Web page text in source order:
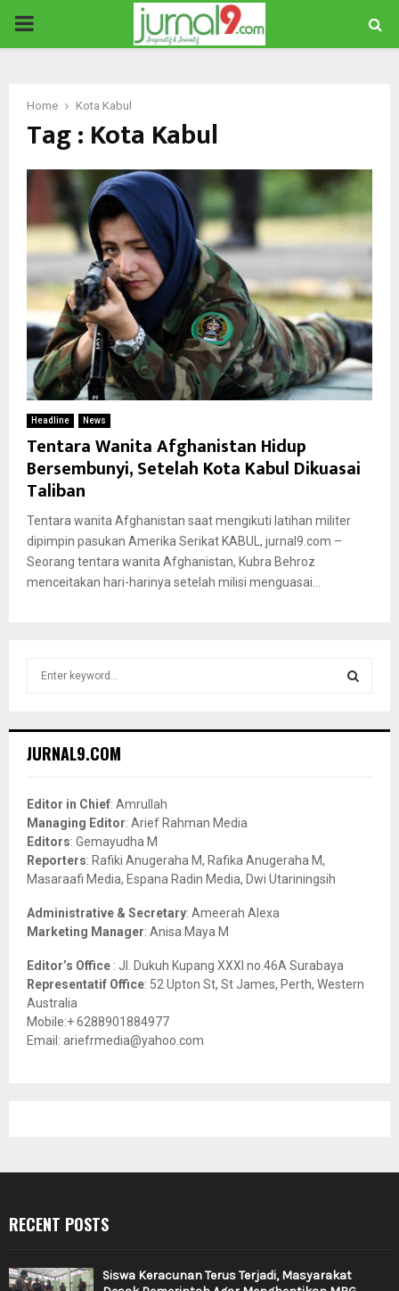
PRIMARY
Home Kota Kabul
Tag : Kota Kabul
Headline News
Tentara Wanita Afghanistan Hidup
Bersembunyi, Setelah Kota Kabul Dikuasai
Taliban
Tentara wanita Afghanistan saat mengikuti latihan militer
dipimpin pasukan Amerika Serikat KABUL, jurnal9.com –
Seorang tentara wanita Afghanistan, Kubra Behroz
menceitakan hari-harinya setelah milisi menguasai...
h
o
r
:
JURNAL9.COM
Editor in Chief: Amrullah
Managing Editor: Arief Rahman Media
Editors: Gemayudha M
Reporters: Rafiki Anugeraha M, Rafika Anugeraha M,
Masaraafi Media, Espana Radin Media, Dwi Utariningsih
Administrative & Secretary: Ameerah Alexa
Marketing Manager: Anisa Maya M
Editor’s Office : Jl. Dukuh Kupang XXXI no.46A Surabaya
Representatif Office: 52 Upton St, St James, Perth, Western
Australia
Mobile:+ 6288901884977
Email: ariefrmedia@yahoo.com
RECENT POSTS
Siswa Keracunan Terus Terjadi, Masyarakat